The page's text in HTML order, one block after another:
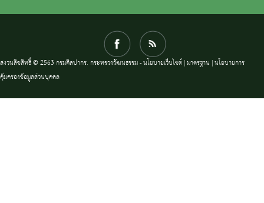
สงวนลิขสิทธิ์ © 2563 กรมศิลปากร. กระทรวงวัฒนธรรม -นโยบายเว็บไซต์|มาตรฐาน |นโยบายการ
คุ้มครองข้อมูลส่วนบุคคล